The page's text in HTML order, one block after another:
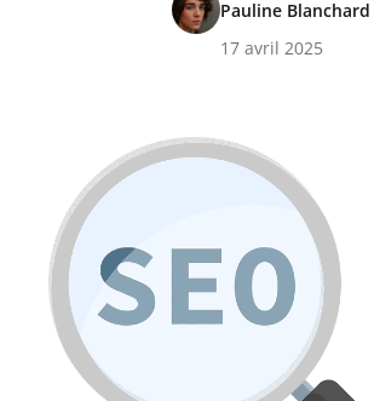
Pauline Blanchard
17 avril 2025